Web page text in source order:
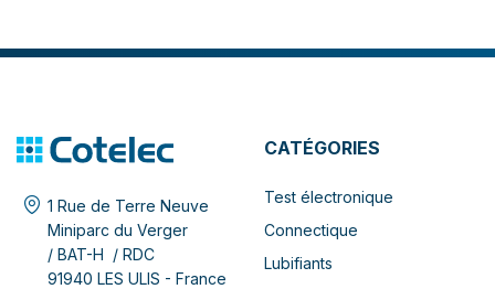
1 Rue de Terre Neuve
Miniparc du Verger
/ BAT-H / RDC
91940 LES ULIS - France
CATÉGORIES
Test électronique
Connectique
Lubifiants